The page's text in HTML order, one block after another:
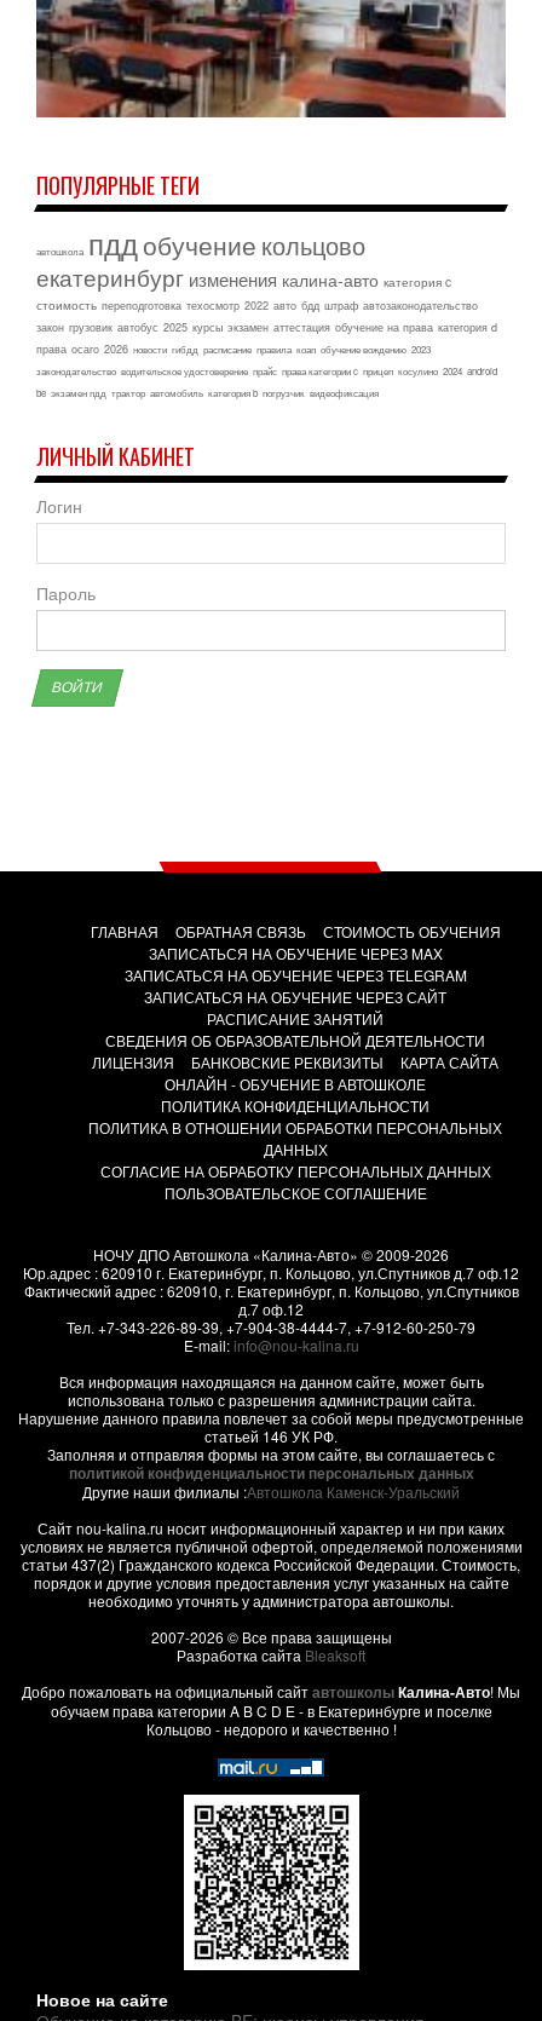
ПОПУЛЯРНЫЕ ТЕГИ
автошкола пддобучение кольцово
екатеринбург изменения калина-авто категория c
стоимость переподготовка техосмотр 2022 авто бдд штраф автозаконодательство
закон грузовик автобус 2025 курсы экзамен аттестация обучение на права категория d
права осаго 2026 новости гибдд расписание правила коап обучение вождению 2023
законодательство водительское удостоверение прайс права категории c прицеп косулино 2024 android
be экзамен пдд трактор автомобиль категория b погрузчик видеофиксация
ЛИЧНЫЙ КАБИНЕТ
Логин
Пароль
ВОЙТИ
ГЛАВНАЯ ОБРАТНАЯ СВЯЗЬ
СТОИМОСТЬ ОБУЧЕНИЯ
ЗАПИСАТЬСЯ НА ОБУЧЕНИЕ ЧЕРЕЗ MAX
ЗАПИСАТЬСЯ НА ОБУЧЕНИЕ ЧЕРЕЗ TELEGRAM
ЗАПИСАТЬСЯ НА ОБУЧЕНИЕ ЧЕРЕЗ САЙТ
РАСПИСАНИЕ ЗАНЯТИЙ
СВЕДЕНИЯ ОБ ОБРАЗОВАТЕЛЬНОЙ ДЕЯТЕЛЬНОСТИ
ЛИЦЕНЗИЯ
БАНКОВСКИЕ РЕКВИЗИТЫ
КАРТА САЙТА
ОНЛАЙН - ОБУЧЕНИЕ В АВТОШКОЛЕ
ПОЛИТИКА КОНФИДЕНЦИАЛЬНОСТИ
ПОЛИТИКА В ОТНОШЕНИИ ОБРАБОТКИ ПЕРСОНАЛЬНЫХ
ДАННЫХ
СОГЛАСИЕ НА ОБРАБОТКУ ПЕРСОНАЛЬНЫХ ДАННЫХ
ПОЛЬЗОВАТЕЛЬСКОЕ СОГЛАШЕНИЕ
НОЧУ ДПО Автошкола «Калина-Авто» © 2009-2026
Юр.адрес : 620910 г. Екатеринбург, п. Кольцово, ул.Спутников д.7 оф.12
Фактический адрес :620910, г. Екатеринбург, п. Кольцово, ул.Спутников
д.7 оф.12
Тел. +7-343-226-89-39, +7-904-38-4444-7, +7-912-60-250-79
E-mail:info@nou-kalina.ru
Вся информация находящаяся на данном сайте, может быть
использована только с разрешения администрации сайта.
Нарушение данного правила повлечет за собой меры предусмотренные
статьей 146 УК РФ.
Заполняя и отправляя формы на этом сайте, вы соглашаетесь с
политикой конфиденциальности персональных данных
Другие наши филиалы :Автошкола Каменск-Уральский
Сайт nou-kalina.ru носит информационный характер и ни при каких
условиях не является публичной офертой, определяемой положениями
статьи 437(2) Гражданского кодекса Российской Федерации. Стоимость,
порядок и другие условия предоставления услуг указанных на сайте
необходимо уточнять у администратора автошколы.
2007-2026 © Все права защищены
Разработка сайта Bleaksoft
Добро пожаловать на официальный сайтавтошколыКалина-Авто! Мы
обучаем права категории A B C D E - в Екатеринбурге и поселке
Кольцово - недорого и качественно !
Новое на сайте